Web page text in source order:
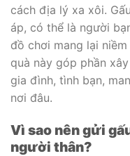
cách địa lý xa xôi.
áp, có thể là người
đồ chơi mang lại
quà này góp phần
gia đình, tình bạn,
nơi đâu.
Vì sao nên gửi
người thân?